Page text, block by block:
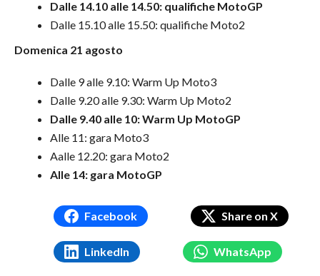
Dalle 14.10 alle 14.50: qualifiche MotoGP
Dalle 15.10 alle 15.50: qualifiche Moto2
Domenica 21 agosto
Dalle 9 alle 9.10: Warm Up Moto3
Dalle 9.20 alle 9.30: Warm Up Moto2
Dalle 9.40 alle 10: Warm Up MotoGP
Alle 11: gara Moto3
Aalle 12.20: gara Moto2
Alle 14: gara MotoGP
Facebook Share on X
LinkedIn WhatsApp